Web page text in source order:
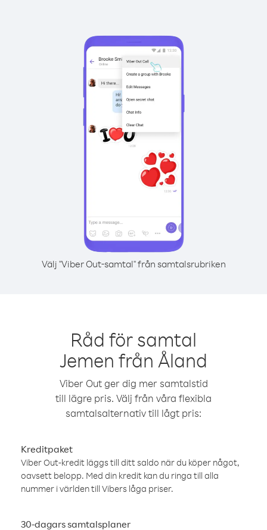
Välj "Viber Out-samtal" från samtalsrubriken
Råd för samtal
Jemen från Åland
Viber Out ger dig mer samtalstid
till lägre pris. Välj från våra flexibla
samtalsalternativ till lågt pris:
Kreditpaket
Viber Out-kredit läggs till ditt saldo när du köper något,
oavsett belopp. Med din kredit kan du ringa till alla
nummer i världen till Vibers låga priser.
30-dagars samtalsplaner